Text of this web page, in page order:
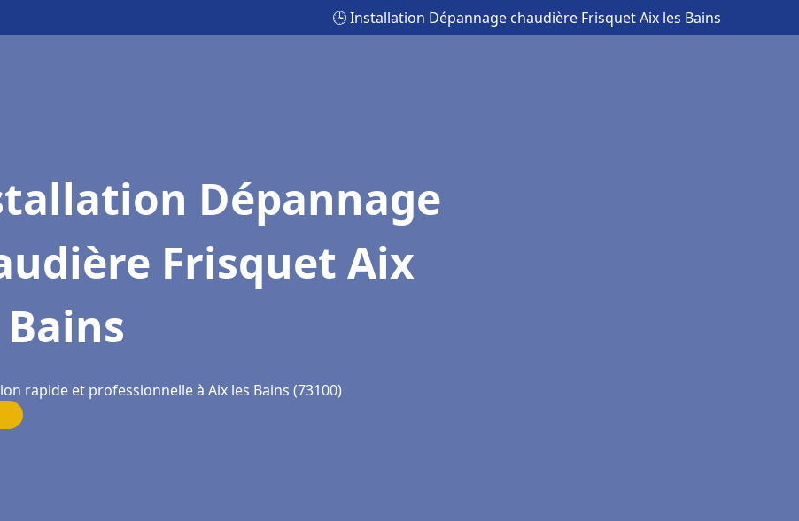
🕒 Installation Dépannage chaudière Frisquet Aix les Bains
Dépannage
Frisquet Aix
rapide et professionnelle à Aix les Bains (73100)